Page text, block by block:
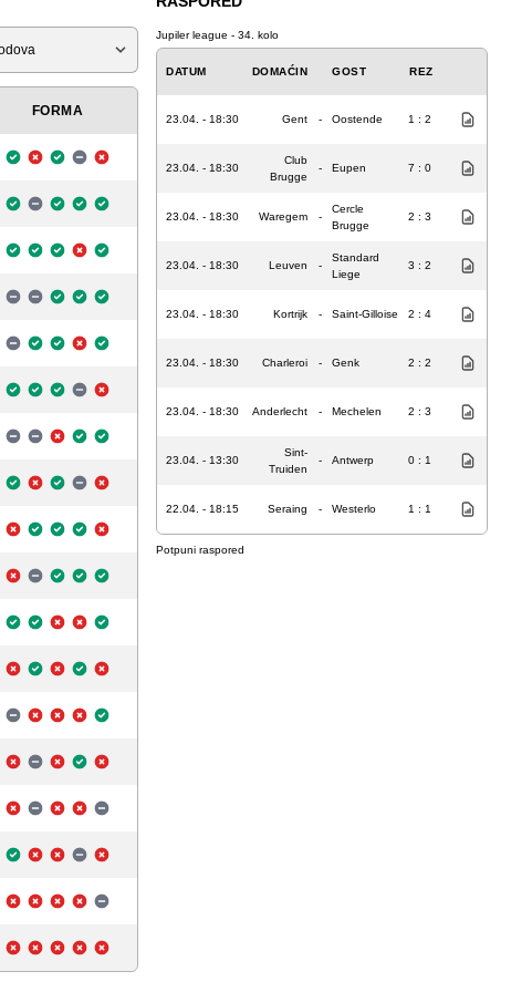
FORMA
Jupiler league - 34. kolo
DATUM DOMAĆIN GOST REZ
23.04. - 18:30 Gent - Oostende 1 : 2
23.04. - 18:30
Club
Brugge
- Eupen 7 : 0
23.04. - 18:30 Waregem -
Cercle
Brugge
2 : 3
23.04. - 18:30 Leuven -
Standard
Liege
3 : 2
23.04. - 18:30 Kortrijk - Saint-Gilloise 2 : 4
23.04. - 18:30 Charleroi - Genk 2 : 2
23.04. - 18:30 Anderlecht - Mechelen 2 : 3
23.04. - 13:30
Sint-
Truiden
- Antwerp 0 : 1
22.04. - 18:15 Seraing - Westerlo 1 : 1
Potpuni raspored